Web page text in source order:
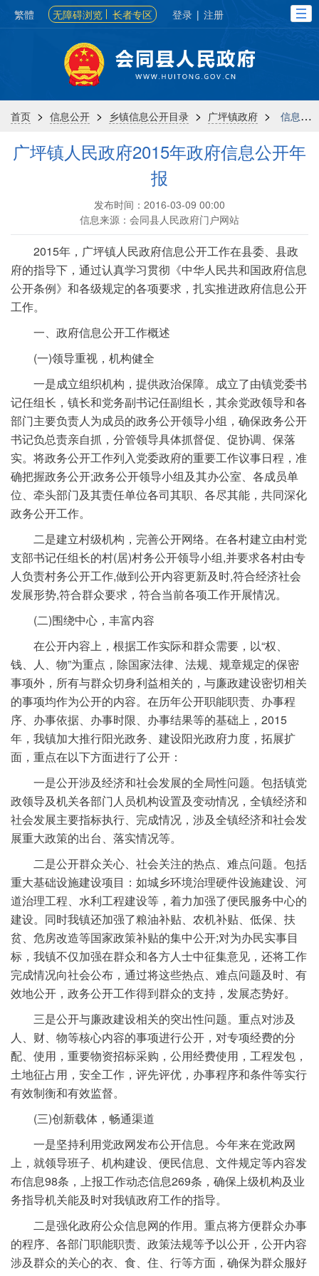
繁體 无障碍浏览 长者专区 登录 | 注册
首页 > 信息公开 > 乡镇信息公开目录 > 广坪镇政府 > 信息公开年报
广坪镇人民政府2015年政府信息公开年
报
发布时间：2016-03-09 00:00
信息来源：会同县人民政府门户网站
2015年，广坪镇人民政府信息公开工作在县委、县政
府的指导下，通过认真学习贯彻《中华人民共和国政府信息
公开条例》和各级规定的各项要求，扎实推进政府信息公开
工作。
一、政府信息公开工作概述
(一)领导重视，机构健全
一是成立组织机构，提供政治保障。成立了由镇党委书
记任组长，镇长和党务副书记任副组长，其余党政领导和各
部门主要负责人为成员的政务公开领导小组，确保政务公开
书记负总责亲自抓，分管领导具体抓督促、促协调、保落
实。将政务公开工作列入党委政府的重要工作议事日程，准
确把握政务公开;政务公开领导小组及其办公室、各成员单
位、牵头部门及其责任单位各司其职、各尽其能，共同深化
政务公开工作。
二是建立村级机构，完善公开网络。在各村建立由村党
支部书记任组长的村(居)村务公开领导小组,并要求各村由专
人负责村务公开工作,做到公开内容更新及时,符合经济社会
发展形势,符合群众要求，符合当前各项工作开展情况。
(二)围绕中心，丰富内容
在公开内容上，根据工作实际和群众需要，以“权、
钱、人、物”为重点，除国家法律、法规、规章规定的保密
事项外，所有与群众切身利益相关的，与廉政建设密切相关
的事项均作为公开的内容。在历年公开职能职责、办事程
序、办事依据、办事时限、办事结果等的基础上，2015
年，我镇加大推行阳光政务、建设阳光政府力度，拓展扩
面，重点在以下方面进行了公开：
一是公开涉及经济和社会发展的全局性问题。包括镇党
政领导及机关各部门人员机构设置及变动情况，全镇经济和
社会发展主要指标执行、完成情况，涉及全镇经济和社会发
展重大政策的出台、落实情况等。
二是公开群众关心、社会关注的热点、难点问题。包括
重大基础设施建设项目：如城乡环境治理硬件设施建设、河
道治理工程、水利工程建设等，着力加强了便民服务中心的
建设。同时我镇还加强了粮油补贴、农机补贴、低保、扶
贫、危房改造等国家政策补贴的集中公开;对为办民实事目
标，我镇不仅加强在群众和各方人士中征集意见，还将工作
完成情况向社会公布，通过将这些热点、难点问题及时、有
效地公开，政务公开工作得到群众的支持，发展态势好。
三是公开与廉政建设相关的突出性问题。重点对涉及
人、财、物等核心内容的事项进行公开，对专项经费的分
配、使用，重要物资招标采购，公用经费使用，工程发包，
土地征占用，安全工作，评先评优，办事程序和条件等实行
有效制衡和有效监督。
(三)创新载体，畅通渠道
一是坚持利用党政网发布公开信息。今年来在党政网
上，就领导班子、机构建设、便民信息、文件规定等内容发
布信息98条，上报工作动态信息269条，确保上级机构及业
务指导机关能及时对我镇政府工作的指导。
二是强化政府公众信息网的作用。重点将方便群众办事
的程序、各部门职能职责、政策法规等予以公开，公开内容
涉及群众的关心的衣、食、住、行等方面，确保为群众服好